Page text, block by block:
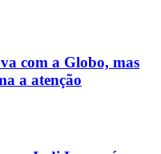
com a Globo, mas
a atenção